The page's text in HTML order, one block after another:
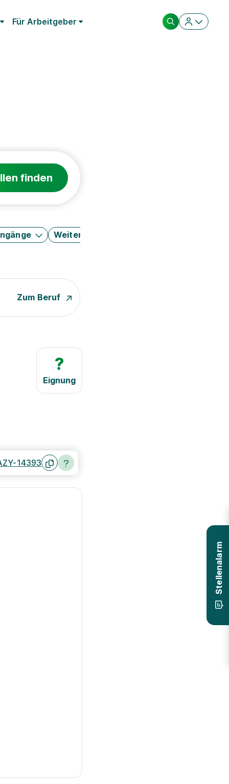
Für Arbeitgeber
finden
Weitere Filter
Zum Beruf
Stellenalarm
?
Eignung
14393